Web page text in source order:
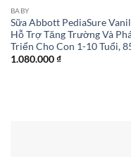
BABY
Sữa Abbott PediaSure
Hỗ Trợ Tăng Trường Và
Triển Cho Con 1-10 Tuổi,
1.080.000₫